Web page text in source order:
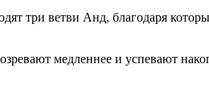
три ветви Анд, благодаря
медленнее и успевают